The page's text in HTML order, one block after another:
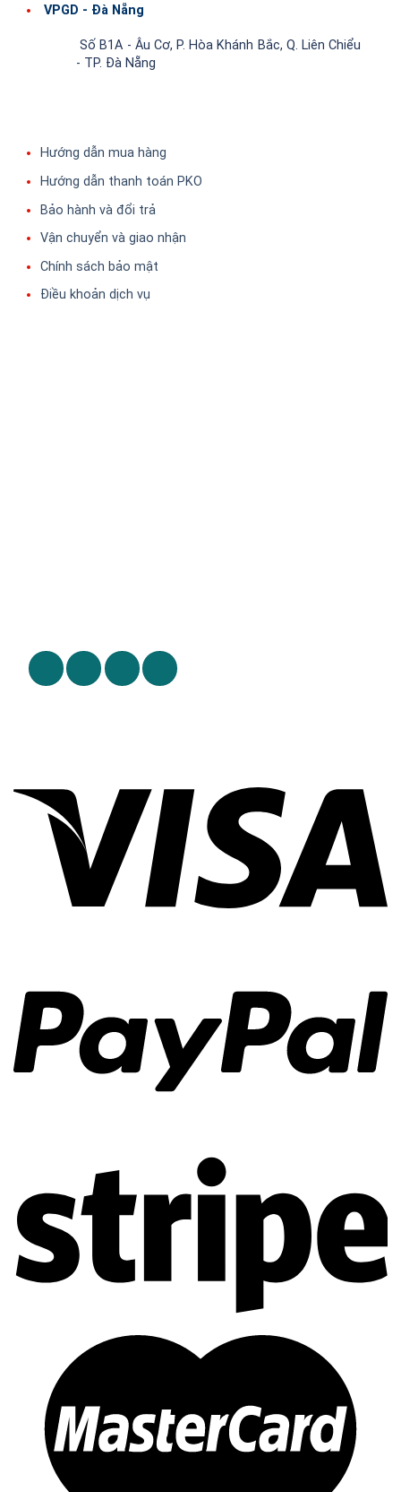
VPGD - Đà Nẵng
Số B1A - Âu Cơ, P. Hòa Khánh Bắc, Q. Liên Chiểu
- TP. Đà Nẵng
Hướng dẫn mua hàng
Hướng dẫn thanh toán PKO
Bảo hành và đổi trả
Vận chuyển và giao nhận
Chính sách bảo mật
Điều khoản dịch vụ